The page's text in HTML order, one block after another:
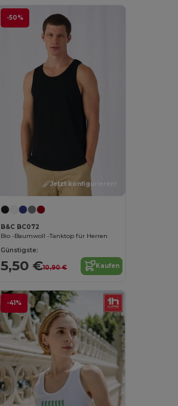
-50%
Jetzt konfigurieren!
B&C BC072
Bio -Baumwoll -Tanktop für Herren
Günstigste:
5,50 €10,90 € Kaufen
-41%